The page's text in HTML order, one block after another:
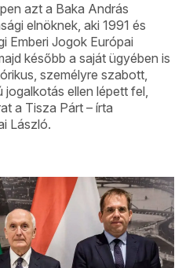
azt a Baka András
elnöknek, aki 1991 és
Emberi Jogok Európai
később a saját ügyében is
személyre szabott,
ellen lépett fel,
a Tisza Párt – írta
László.